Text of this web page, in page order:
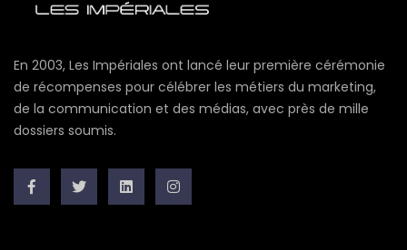
En 2003, Les Impériales ont lancé leur première cérémonie
de récompenses pour célébrer les métiers du marketing,
de la communication et des médias, avec près de mille
dossiers soumis.